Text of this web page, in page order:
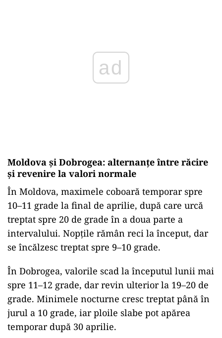
ad
Moldova și Dobrogea: alternanțe între răcire
și revenire la valori normale
În Moldova, maximele coboară temporar spre
10–11 grade la final de aprilie, după care urcă
treptat spre 20 de grade în a doua parte a
intervalului. Nopțile rămân reci la început, dar
se încălzesc treptat spre 9–10 grade.
În Dobrogea, valorile scad la începutul lunii mai
spre 11–12 grade, dar revin ulterior la 19–20 de
grade. Minimele nocturne cresc treptat până în
jurul a 10 grade, iar ploile slabe pot apărea
temporar după 30 aprilie.